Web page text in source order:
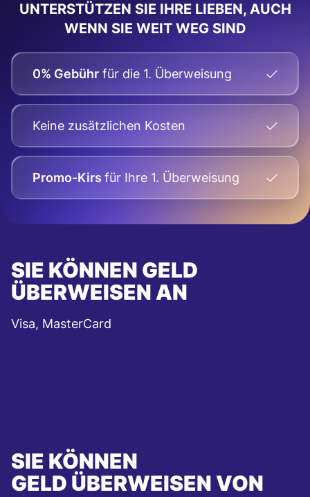
UNTERSTÜTZEN SIE IHRE LIEBEN, AUCH
WENN SIE WEIT WEG SIND
0% Gebühr für die 1. Überweisung
Keine zusätzlichen Kosten
Promo-Kirs für Ihre 1. Überweisung
SIE KÖNNEN GELD
ÜBERWEISEN AN
Visa, MasterCard
SIE KÖNNEN
GELD ÜBERWEISEN VON